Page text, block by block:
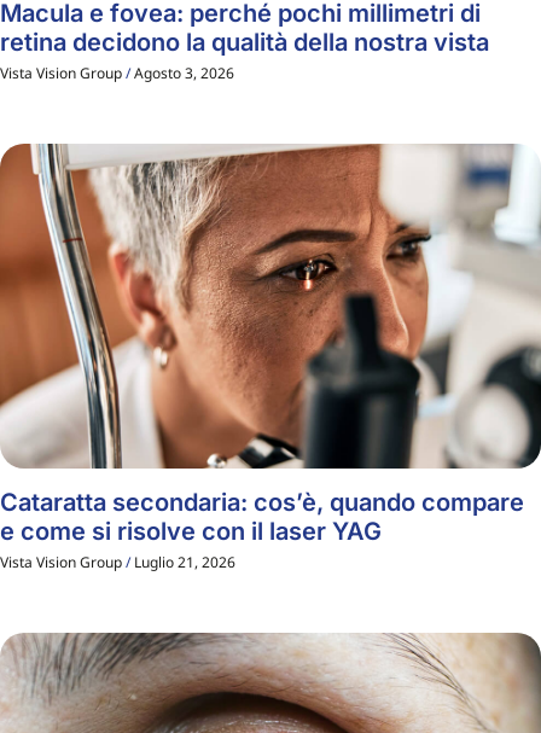
Macula e fovea: perché pochi millimetri di
retina decidono la qualità della nostra vista
Vista Vision Group Agosto 3, 2026
Cataratta secondaria: cos’è, quando compare
e come si risolve con il laser YAG
Vista Vision Group Luglio 21, 2026